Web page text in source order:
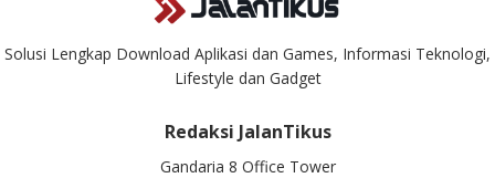
Solusi Lengkap Download Aplikasi dan Games, Informasi Teknologi,
Lifestyle dan Gadget
Redaksi JalanTikus
Gandaria 8 Office Tower